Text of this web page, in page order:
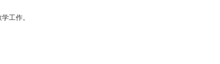
工作。